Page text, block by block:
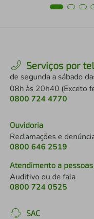
Serviços por
de segunda a sábado
08h às 20h40 (Exceto
0800 724 4770
Ouvidoria
Reclamações e
0800 646 2519
Atendimento a
Auditivo ou de fala
0800 724 0525
SAC